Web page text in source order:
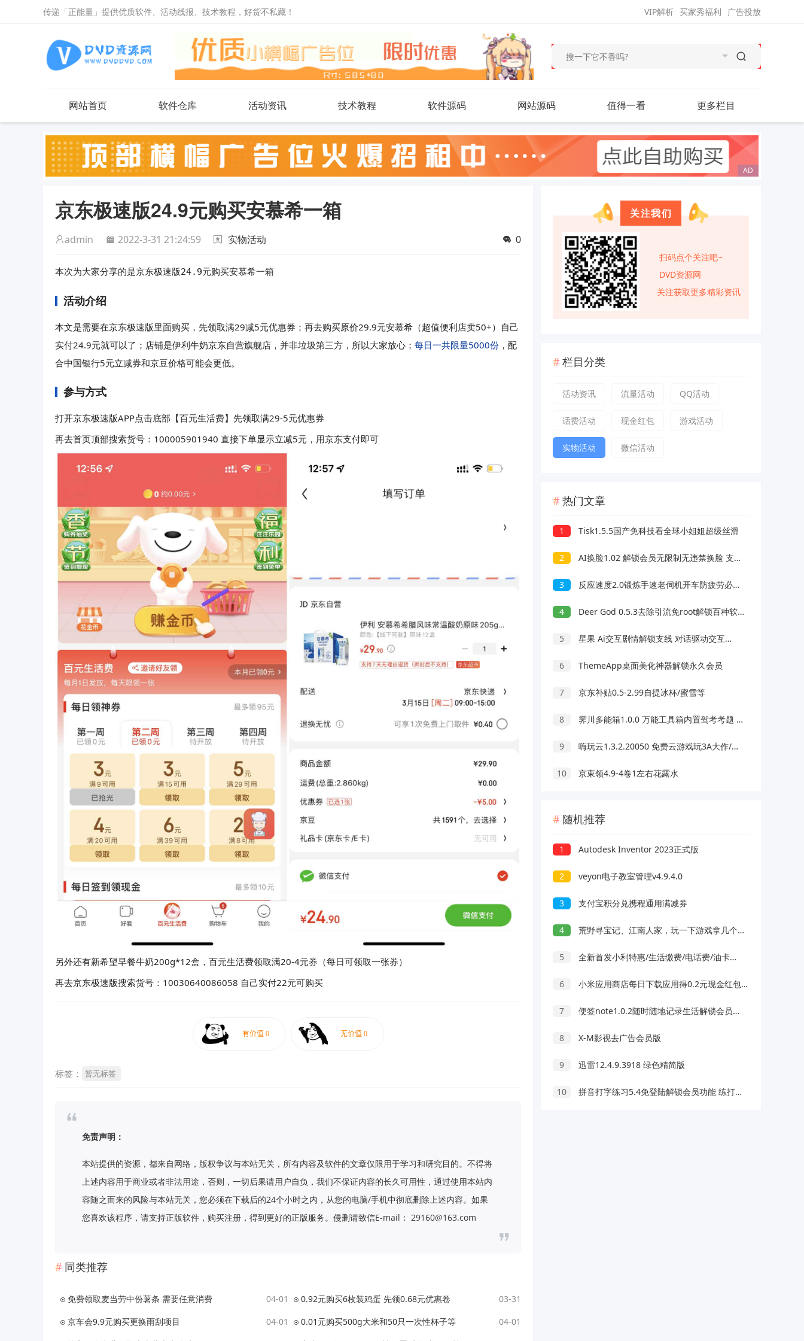
传递「正能量」提供优质软件、活动线报、技术教程，好货不私藏！ 广告投放
买家秀福利
VIP解析
网站首页 软件仓库 活动资讯 技术教程 软件源码 网站源码 值得一看 更多栏目
京东极速版24.9元购买安慕希一箱
admin 2022-3-31 21:24:59 实物活动 0
本次为大家分享的是京东极速版24.9元购买安慕希一箱
活动介绍
本文是需要在京东极速版里面购买，先领取满29减5元优惠券；再去购买原价29.9元安慕希（超值便利店卖50+）自己
实付24.9元就可以了；店铺是伊利牛奶京东自营旗舰店，并非垃圾第三方，所以大家放心； 每日一共限量5000份 ，配
合中国银行5元立减券和京豆价格可能会更低。
参与方式
打开京东极速版APP点击底部【百元生活费】先领取满29-5元优惠券
再去首页顶部搜索货号：100005901940 直接下单显示立减5元，用京东支付即可
另外还有新希望早餐牛奶200g*12盒，百元生活费领取满20-4元券（每日可领取一张券）
再去京东极速版搜索货号：10030640086058 自己实付22元可购买
标签： 暂无标签
免责声明：
本站提供的资源，都来自网络，版权争议与本站无关，所有内容及软件的文章仅限用于学习和研究目的。不得将
上述内容用于商业或者非法用途，否则，一切后果请用户自负，我们不保证内容的长久可用性，通过使用本站内
容随之而来的风险与本站无关，您必须在下载后的24个小时之内，从您的电脑/手机中彻底删除上述内容。如果
您喜欢该程序，请支持正版软件，购买注册，得到更好的正版服务。侵删请致信E-mail： 29160@163.com
同类推荐
免费领取麦当劳中份薯条 需要任意消费 04-01 0.92元购买6枚装鸡蛋 先领0.68元优惠卷
03-31
京车会9.9元购买更换雨刮项目
04-01 0.01元购买500g大米和50只一次性杯子等
04-01
关注我们
扫码点个关注吧~
DVD资源网
关注获取更多精彩资讯
栏目分类
活动资讯 流量活动 QQ活动
话费活动 现金红包 游戏活动
实物活动 微信活动
热门文章
1 Tisk1.5.5国产免科技看全球小姐姐超级丝滑
2 AI换脸1.02 解锁会员无限制无违禁换脸 支持照片/视频
3 反应速度2.0锻炼手速老伺机开车防疲劳必备
4 Deer God 0.5.3去除引流免root解锁百种软件会员
5 星果 Ai交互剧情解锁支线 对话驱动交互故事剧情
6 ThemeApp桌面美化神器解锁永久会员
7 京东补贴0.5-2.99自提冰杯/蜜雪等
8 霁川多能箱1.0.0 万能工具箱内置驾考考题 去水印等功能
9 嗨玩云1.3.2.20050 免费云游戏玩3A大作/热门游戏 无延迟免下载
10 京東领4.9-4卷1左右花露水
随机推荐
1 Autodesk Inventor 2023正式版
2 veyon电子教室管理v4.9.4.0
3 支付宝积分兑携程通用满减券
4 荒野寻宝记、江南人家，玩一下游戏拿几个小红包
5 全新首发小利特惠/生活缴费/电话费/油卡燃气/等充值业务类源码附带U商承兑系统
6 小米应用商店每日下载应用得0.2元现金红包 可提现
7 便签note1.0.2随时随地记录生活解锁会员版
8 X-M影视去广告会员版
9 迅雷12.4.9.3918 绿色精简版
10 拼音打字练习5.4免登陆解锁会员功能 练打字好手